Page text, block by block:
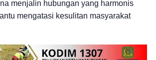
menjalin hubungan yang harmonis
mengatasi kesulitan masyarakat